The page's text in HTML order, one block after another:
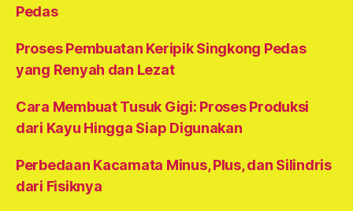
Pedas
Proses Pembuatan Keripik Singkong Pedas
yang Renyah dan Lezat
Cara Membuat Tusuk Gigi: Proses Produksi
dari Kayu Hingga Siap Digunakan
Perbedaan Kacamata Minus, Plus, dan Silindris
dari Fisiknya